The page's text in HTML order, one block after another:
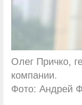
Олег Причко,
компании.
Фото: Андрей